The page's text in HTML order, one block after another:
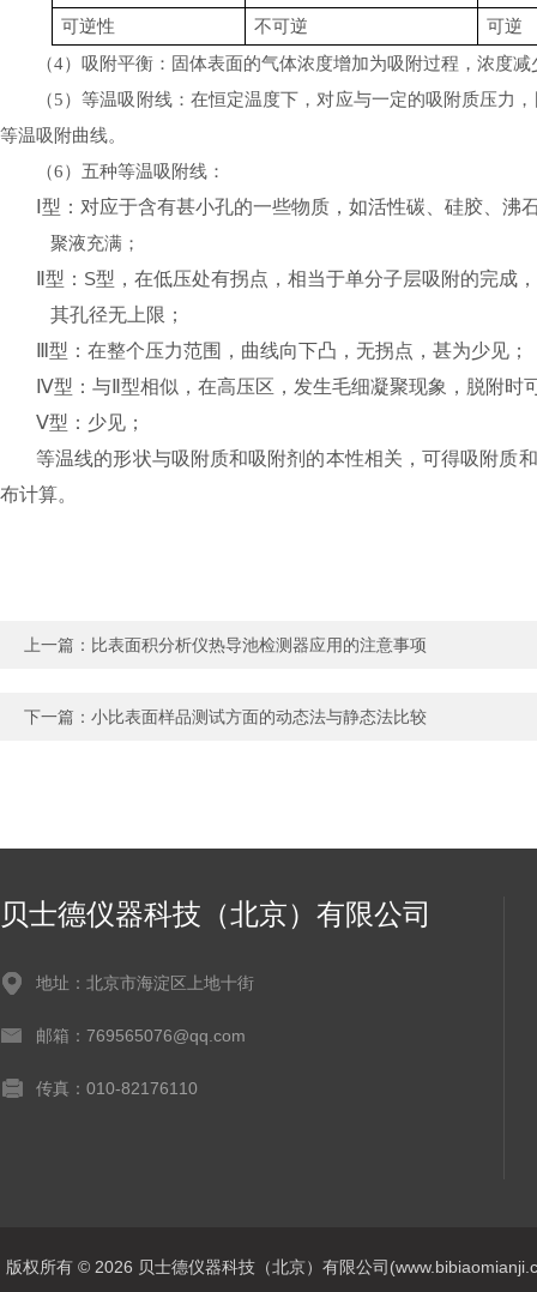
可逆性
不可逆
可逆
（4）吸附平衡：固体表面的气体浓度增加为吸附过程，浓度
（5）等温吸附线：在恒定温度下，对应与一定的吸附质压力
等温吸附曲线。
（6）五种等温吸附线：
Ⅰ型：对应于含有甚小孔的一些物质，如活性碳、硅胶、沸
聚液充满；
Ⅱ型： S型，在低压处有拐点，相当于单分子层吸附的完成
其孔径无上限；
Ⅲ型：在整个压力范围，曲线向下凸，无拐点，甚为少见；
Ⅳ型：与Ⅱ型相似，在高压区，发生毛细凝聚现象，脱附时
Ⅴ型：少见；
等温线的形状与吸附质和吸附剂的本性相关，可得吸附
布计算。
上一篇： 比表面积分析仪热导池检测器应用的注意事项
下一篇： 小比表面样品测试方面的动态法与静态法比较
贝士德仪器科技（北京）有限公司
地址：北京市海淀区上地十街
邮箱：769565076@qq.com
传真：010-82176110
版权所有 © 2026 贝士德仪器科技（北京）有限公司